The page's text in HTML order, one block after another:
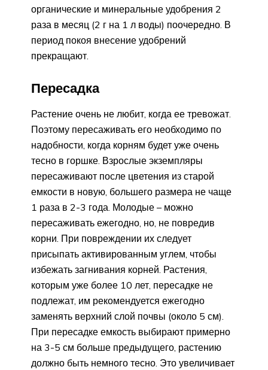
органические и минеральные удобрения 2
раза в месяц (2 г на 1 л воды) поочередно. В
период покоя внесение удобрений
прекращают.
Пересадка
Растение очень не любит, когда ее тревожат.
Поэтому пересаживать его необходимо по
надобности, когда корням будет уже очень
тесно в горшке. Взрослые экземпляры
пересаживают после цветения из старой
емкости в новую, большего размера не чаще
1 раза в 2-3 года. Молодые – можно
пересаживать ежегодно, но, не повредив
корни. При повреждении их следует
присыпать активированным углем, чтобы
избежать загнивания корней. Растения,
которым уже более 10 лет, пересадке не
подлежат, им рекомендуется ежегодно
заменять верхний слой почвы (около 5 см).
При пересадке емкость выбирают примерно
на 3-5 см больше предыдущего, растению
должно быть немного тесно. Это увеличивает